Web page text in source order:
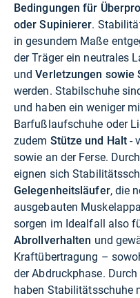
Bedingungen für
oder Supinierer.
in gesundem Maße
der Träger ein neutrales
undVerletzungen sowie
werden. Stabilschuhe
und haben ein weniger
Barfußlaufschuhe oder
zudem Stütze und Halt -
sowie an der Ferse.
eignen sich
Gelegenheitsläufer, die
ausgebauten
sorgen im Idealfall also
Abrollverhalten und
Kraftübertragung –
der Abdruckphase.
haben Stabilitätsschuhe